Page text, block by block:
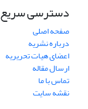
دسترسی سریع
صفحه اصلی
درباره نشریه
اعضای هیات تحریریه
ارسال مقاله
تماس با ما
نقشه سایت